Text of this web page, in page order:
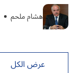
هشام ملحم
عرض الكل